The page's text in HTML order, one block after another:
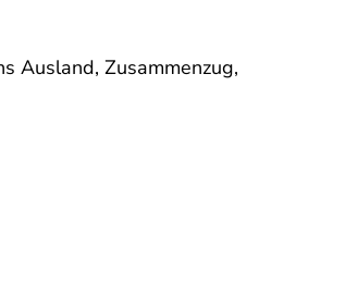
Ausland, Zusammenzug,